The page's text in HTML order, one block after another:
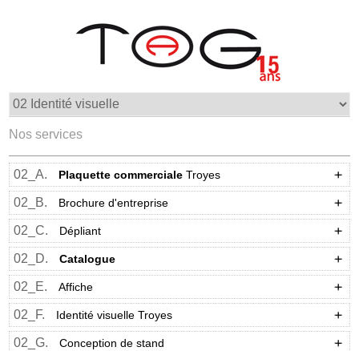
Nos services
02_A. Plaquette commerciale Troyes
02_B. Brochure d'entreprise
02_C. Dépliant
02_D. Catalogue
02_E. Affiche
02_F. Identité visuelle Troyes
02_G. Conception de stand